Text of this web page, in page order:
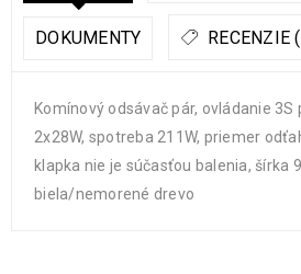
DOKUMENTY RECENZIE
Komínový odsávač pár, ovládanie 3S
2x28W, spotreba 211W, priemer
klapka nie je súčasťou balenia, šírka
biela/nemorené drevo